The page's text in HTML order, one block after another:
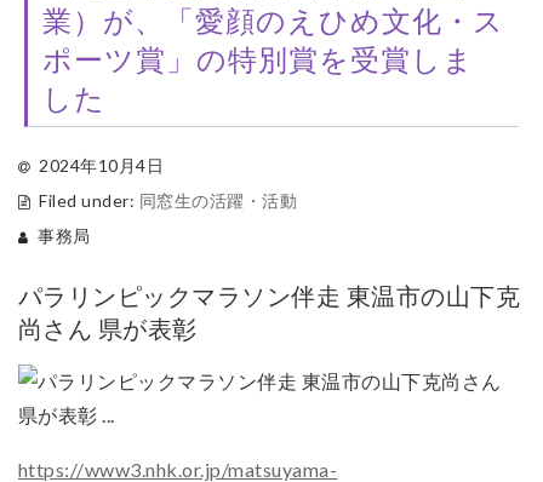
業）が、「愛顔のえひめ文化・ス
ポーツ賞」の特別賞を受賞しま
した
2024年10月4日
Filed under: 同窓生の活躍・活動
事務局
パラリンピックマラソン伴走 東温市の山下克
尚さん 県が表彰
https://www3.nhk.or.jp/matsuyama-